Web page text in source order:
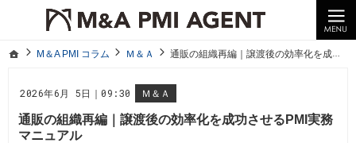
ホームM＆A PMI コラム Ｍ＆Ａ 通販の組織再編｜譲渡後の効率化を成功させるPMI実務マニュアル
2026年6月 5日｜09:30 Ｍ＆Ａ
通販の組織再編｜譲渡後の効率化を成功させるPMI実務
マニュアル
10年以上の経験。企業の経営統合や売却はM＆A PMI AGENTへ。
M＆A PMI コラム｜M＆A・PMI・事業承継のポイントや成功事例をわかりやすくご紹介
ホームM＆A PMI コラム Ｍ＆Ａ 通販の組織再編｜譲渡後の効率化を成功させるPMI実務マニュアル